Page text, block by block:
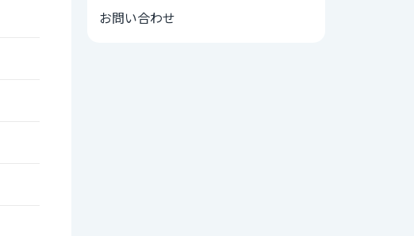
お問い合わせ